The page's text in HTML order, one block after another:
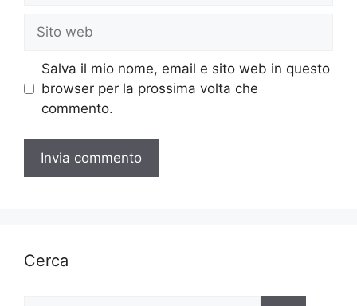
Sito
web
Salva il mio nome, email e sito web in questo
browser per la prossima volta che
commento.
Cerca